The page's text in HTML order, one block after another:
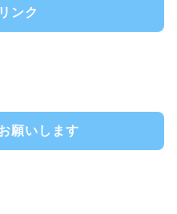
ンク
願いします